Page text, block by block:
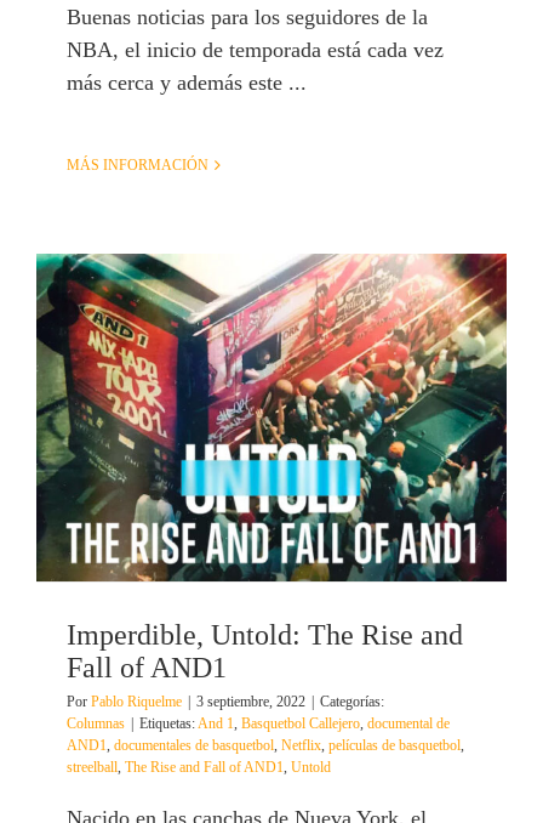
Buenas noticias para los seguidores de la
NBA, el inicio de temporada está cada vez
más cerca y además este ...
MÁS INFORMACIÓN
Imperdible, Untold: The Rise and
Fall of AND1
Por Pablo Riquelme | 3 septiembre, 2022 | Categorías:
Columnas | Etiquetas: And 1 Basquetbol Callejero documental de
AND1 documentales de basquetbol Netflix películas de basquetbol
streelball The Rise and Fall of AND1 Untold
Nacido en las canchas de Nueva York, el